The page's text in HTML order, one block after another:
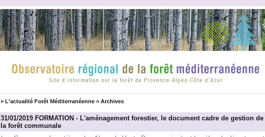
> L'actualité Forêt Méditerranéenne> Archives
31/01/2019 FORMATION - L'aménagement forestier, le document cadre de gestion de
la forêt communale